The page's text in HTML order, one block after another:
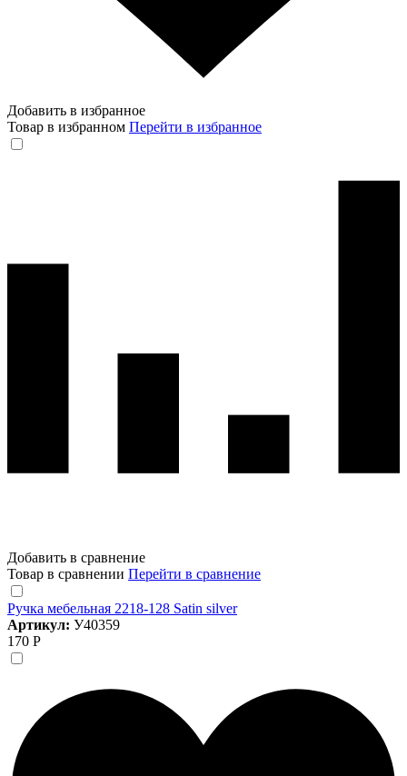
Добавить в избранное
Товар в избранном Перейти в избранное
Добавить в сравнение
Товар в сравнении Перейти в сравнение
Ручка мебельная 2218-128 Satin silver
Артикул: У40359
170 Р